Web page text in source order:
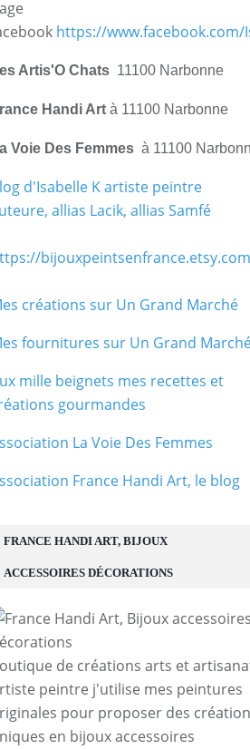
FRANCE HANDI ART, BIJOUX
ACCESSOIRES DÉCORATIONS
de créations arts et
peintre j'utilise mes peintures
pour proposer des
en bijoux accessoires
https://www.facebook.com/
Artis'O Chats 11100 Narbonne
Handi Art à 11100 Narbonne
Voie Des Femmes à 11100
d'Isabelle K artiste peintre
allias Lacik, allias Samfé
bijouxpeintsenfrance.etsy.com
créations sur Un Grand Marché
fournitures sur Un Grand
mille beignets mes recettes et
gourmandes
La Voie Des Femmes
France Handi Art, le blog